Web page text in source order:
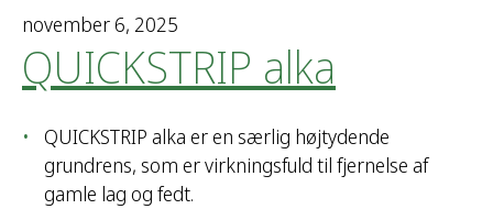
november 6, 2025
QUICKSTRIP alka
QUICKSTRIP alka er en særlig højtydende
grundrens, som er virkningsfuld til fjernelse af
gamle lag og fedt.